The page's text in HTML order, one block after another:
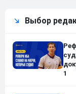
Выбор
1